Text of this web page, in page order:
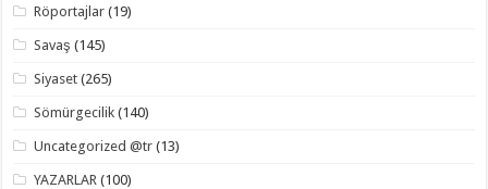
Röportajlar (19)
Savaş (145)
Siyaset (265)
Sömürgecilik (140)
Uncategorized @tr (13)
YAZARLAR (100)